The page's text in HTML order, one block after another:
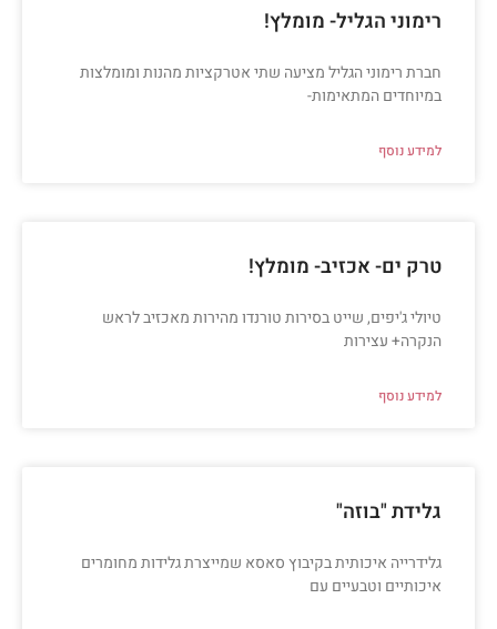
רימוני הגליל- מומלץ!
חברת רימוני הגליל מציעה שתי אטרקציות מהנות ומומלצות
במיוחדים המתאימות-
למידע נוסף
טרק ים- אכזיב- מומלץ!
טיולי ג'יפים, שייט בסירות טורנדו מהירות מאכזיב לראש
הנקרה+ עצירות
למידע נוסף
גלידת "בוזה"
גלידרייה איכותית בקיבוץ סאסא שמייצרת גלידות מחומרים
איכותיים וטבעיים עם